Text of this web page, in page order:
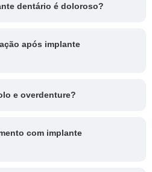
dentário é doloroso?
após implante
e overdenture?
com implante